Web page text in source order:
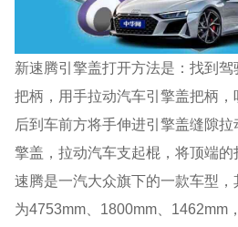
新速腾引擎盖打开方法是：找到
把柄，用手拉动汽车引擎盖把柄
后到车前方将手伸进引擎盖缝隙
擎盖，拉动汽车支起棍，将顶端的
速腾是一汽大众旗下的一款车型
为4753mm、1800mm、1462mm